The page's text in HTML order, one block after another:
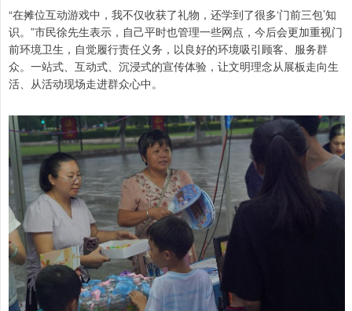
“在摊位互动游戏中，我不仅收获了礼物，还学到了很多‘门前三包’知
识。”市民徐先生表示，自己平时也管理一些网点，今后会更加重视门
前环境卫生，自觉履行责任义务，以良好的环境吸引顾客、服务群
众。一站式、互动式、沉浸式的宣传体验，让文明理念从展板走向生
活、从活动现场走进群众心中。